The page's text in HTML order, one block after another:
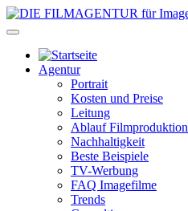
Agentur
Portrait
Kosten und Preise
Leitung
Ablauf Filmproduktion
Nachhaltigkeit
Beste Beispiele
TV-Werbung
FAQ Imagefilme
Trends